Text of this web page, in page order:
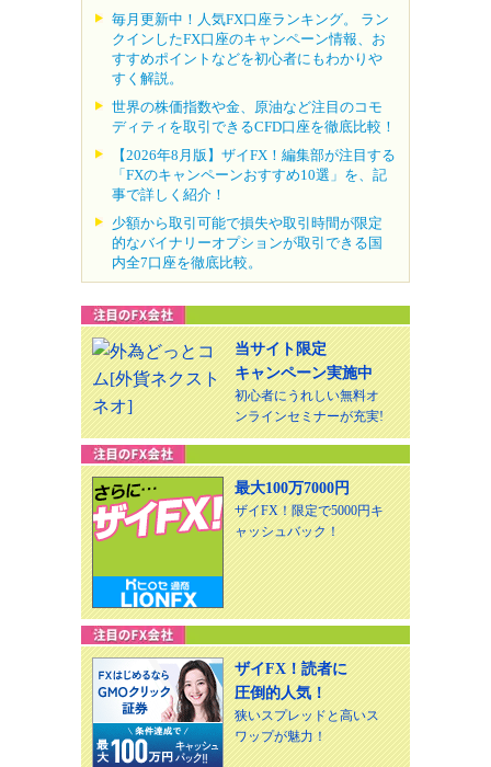
毎月更新中！人気FX口座ランキング。 ラン
クインしたFX口座のキャンペーン情報、お
すすめポイントなどを初心者にもわかりや
すく解説。
世界の株価指数や金、原油など注目のコモ
ディティを取引できるCFD口座を徹底比較！
【2026年8月版】ザイFX！編集部が注目する
「FXのキャンペーンおすすめ10選」を、記
事で詳しく紹介！
少額から取引可能で損失や取引時間が限定
的なバイナリーオプションが取引できる国
内全7口座を徹底比較。
当サイト限定
キャンペーン実施中
初心者にうれしい無料オ
ンラインセミナーが充実!
最大100万7000円
ザイFX！限定で5000円キ
ャッシュバック！
ザイFX！読者に
圧倒的人気！
狭いスプレッドと高いス
ワップが魅力！